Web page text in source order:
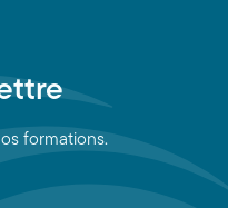
formations.